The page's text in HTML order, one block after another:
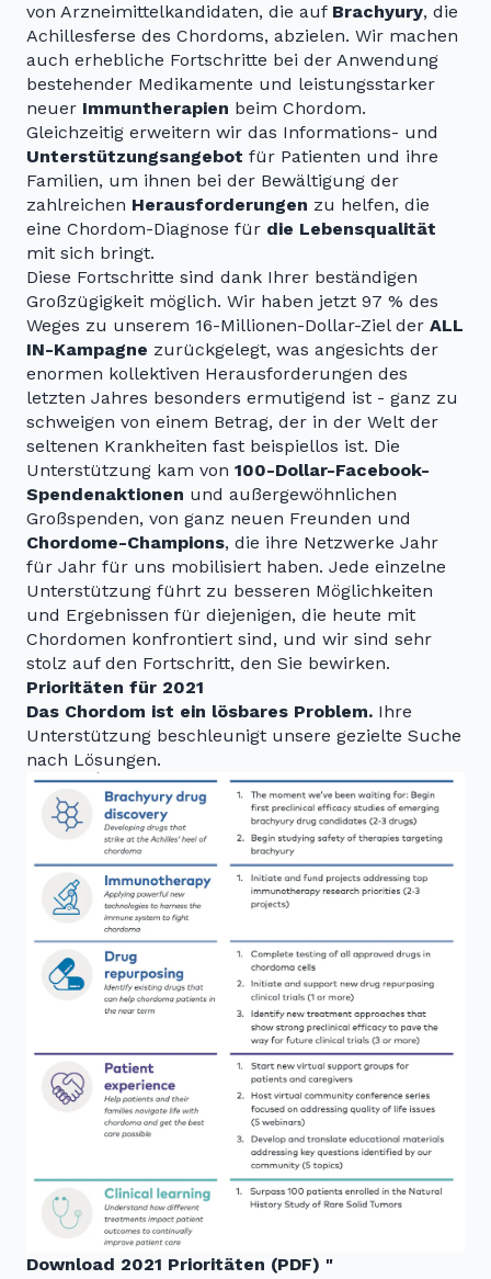
von Arzneimittelkandidaten, die auf Brachyury, die
Achillesferse des Chordoms, abzielen. Wir machen
auch erhebliche Fortschritte bei der Anwendung
bestehender Medikamente und leistungsstarker
neuer Immuntherapien beim Chordom.
Gleichzeitig erweitern wir das Informations- und
Unterstützungsangebot für Patienten und ihre
Familien, um ihnen bei der Bewältigung der
zahlreichen Herausforderungen zu helfen, die
eine Chordom-Diagnose für die Lebensqualität
mit sich bringt.
Diese Fortschritte sind dank Ihrer beständigen
Großzügigkeit möglich. Wir haben jetzt 97 % des
Weges zu unserem 16-Millionen-Dollar-Ziel der ALL
IN-Kampagne zurückgelegt, was angesichts der
enormen kollektiven Herausforderungen des
letzten Jahres besonders ermutigend ist - ganz zu
schweigen von einem Betrag, der in der Welt der
seltenen Krankheiten fast beispiellos ist. Die
Unterstützung kam von 100-Dollar-Facebook-
Spendenaktionen und außergewöhnlichen
Großspenden, von ganz neuen Freunden und
Chordome-Champions, die ihre Netzwerke Jahr
für Jahr für uns mobilisiert haben. Jede einzelne
Unterstützung führt zu besseren Möglichkeiten
und Ergebnissen für diejenigen, die heute mit
Chordomen konfrontiert sind, und wir sind sehr
stolz auf den Fortschritt, den Sie bewirken.
Prioritäten für 2021
Das Chordom ist ein lösbares Problem. Ihre
Unterstützung beschleunigt unsere gezielte Suche
nach Lösungen.
Download 2021 Prioritäten (PDF) "